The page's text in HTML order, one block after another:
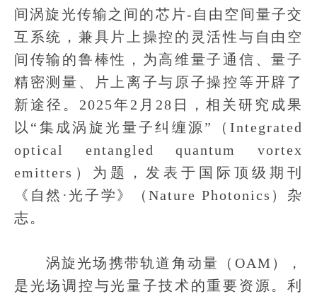
间涡旋光传输之间的芯片-自由空间量子交
互系统，兼具片上操控的灵活性与自由空
间传输的鲁棒性，为高维量子通信、量子
精密测量、片上离子与原子操控等开辟了
新途径。2025年2月28日，相关研究成果
以“集成涡旋光量子纠缠源”（Integrated
optical entangled quantum vortex
emitters）为题，发表于国际顶级期刊
《自然·光子学》（Nature Photonics）杂
志。
涡旋光场携带轨道角动量（OAM），
是光场调控与光量子技术的重要资源。利